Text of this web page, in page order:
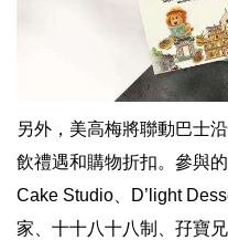
另外，美高梅將聯動巴士
飲禮遇和購物折扣。參與
Cake Studio、D’light
家、十十八十八制、孖寶